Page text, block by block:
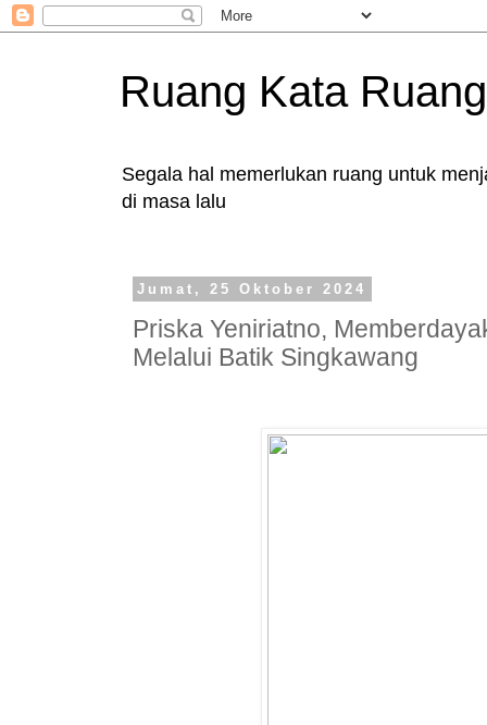
Ruang Kata
Segala hal memerlukan ruang untuk
di masa lalu
Jumat, 25 Oktober 2024
Priska Yeniriatno,
Melalui Batik Singkawang